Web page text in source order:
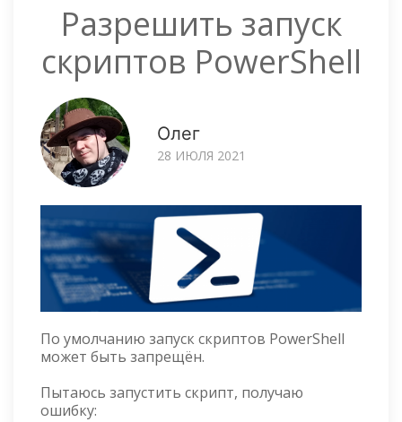
Разрешить запуск
скриптов PowerShell
Олег
28 ИЮЛЯ 2021
По умолчанию запуск скриптов PowerShell
может быть запрещён.
Пытаюсь запустить скрипт, получаю
ошибку: